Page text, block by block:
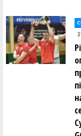
Владислав
Артем Іщенко
Єгор Калашніков
Валентин